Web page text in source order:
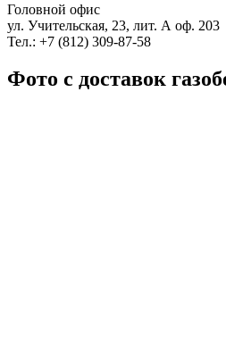
Головной офис
ул. Учительская, 23, лит. А оф. 203
Тел.: +7 (812) 309-87-58
Фото с доставок